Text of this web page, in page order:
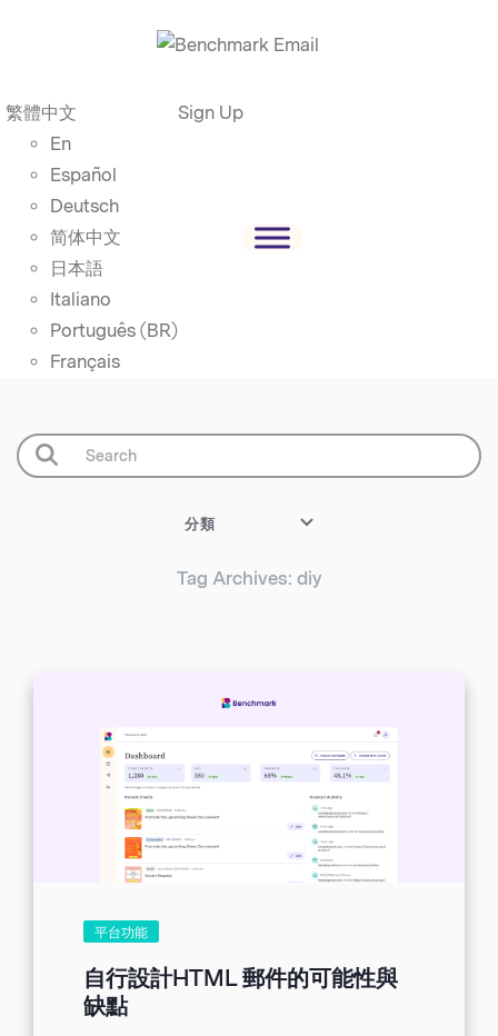
繁體中文
En
Español
Deutsch
简体中文
日本語
Italiano
Português (BR)
Français
Sign Up
分類
Tag Archives: diy
平台功能
自行設計HTML 郵件的可能性與
缺點